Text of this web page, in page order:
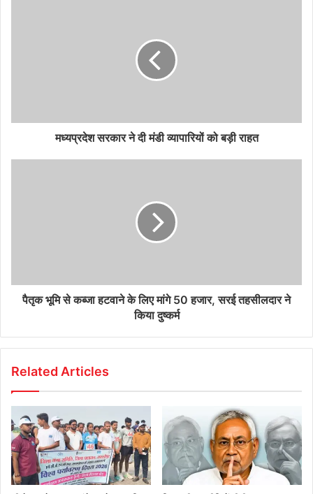
मध्यप्रदेश सरकार ने दी मंडी व्यापारियों को बड़ी राहत
पैतृक भूमि से कब्जा हटवाने के लिए मांगे 50 हजार, सरई तहसीलदार ने
किया दुष्कर्म
Related Articles